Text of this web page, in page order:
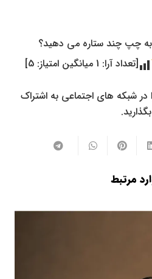
چپ چند ستاره می دهید؟
[تعداد آرا: 1 میانگین امتیاز:5
]
شبکه های اجتماعی به اشتراک
بگذارید.
مرتبط